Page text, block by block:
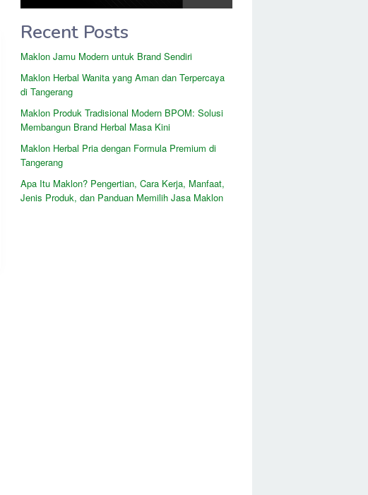
Recent Posts
Maklon Jamu Modern untuk Brand Sendiri
Maklon Herbal Wanita yang Aman dan Terpercaya
di Tangerang
Maklon Produk Tradisional Modern BPOM: Solusi
Membangun Brand Herbal Masa Kini
Maklon Herbal Pria dengan Formula Premium di
Tangerang
Apa Itu Maklon? Pengertian, Cara Kerja, Manfaat,
Jenis Produk, dan Panduan Memilih Jasa Maklon